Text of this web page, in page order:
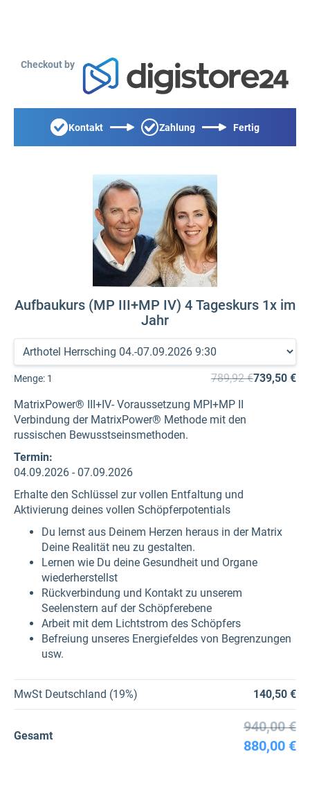
Checkout by
Kontakt Zahlung Fertig
Aufbaukurs (MP III+MP IV) 4 Tageskurs 1x im
Jahr
Menge: 1 789,92 €739,50 €
MatrixPower® III+IV- Voraussetzung MPI+MP II
Verbindung der MatrixPower® Methode mit den
russischen Bewusstseinsmethoden.
Termin:
04.09.2026 - 07.09.2026
Erhalte den Schlüssel zur vollen Entfaltung und
Aktivierung deines vollen Schöpferpotentials
Du lernst aus Deinem Herzen heraus in der Matrix
Deine Realität neu zu gestalten.
Lernen wie Du deine Gesundheit und Organe
wiederherstellst
Rückverbindung und Kontakt zu unserem
Seelenstern auf der Schöpferebene
Arbeit mit dem Lichtstrom des Schöpfers
Befreiung unseres Energiefeldes von Begrenzungen
usw.
MwSt Deutschland (19%) 140,50 €
Gesamt
940,00 €
880,00 €